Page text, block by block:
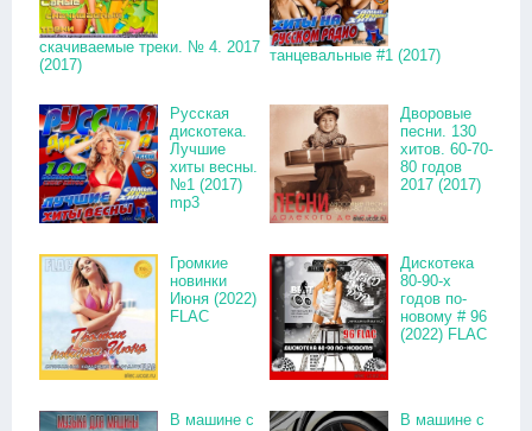
скачиваемые треки. № 4. 2017
(2017)
танцевальные #1 (2017)
Русская
дискотека.
Лучшие
хиты весны.
№1 (2017)
mp3
Дворовые
песни. 130
хитов. 60-70-
80 годов
2017 (2017)
Громкие
новинки
Июня (2022)
FLAC
Дискотека
80-90-х
годов по-
новому # 96
(2022) FLAC
В машине с
В машине с